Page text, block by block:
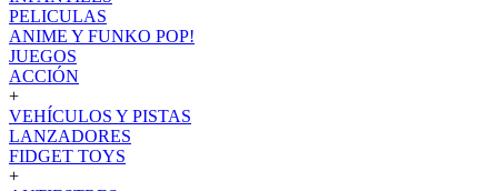
PELICULAS
ANIME Y FUNKO POP!
JUEGOS
ACCIÓN
+
VEHÍCULOS Y PISTAS
LANZADORES
FIDGET TOYS
+